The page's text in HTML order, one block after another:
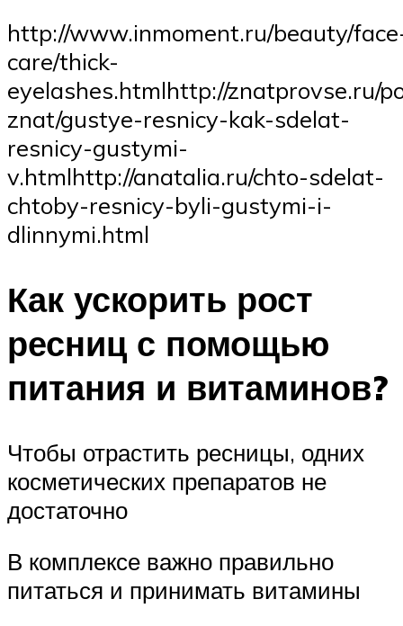
http://www.inmoment.ru/beauty/
care/thick-
eyelashes.htmlhttp://znatprovse.ru/
znat/gustye-resnicy-kak-sdelat-
resnicy-gustymi-
v.htmlhttp://anatalia.ru/chto-sdelat-
chtoby-resnicy-byli-gustymi-i-
dlinnymi.html
Как ускорить рост
ресниц с помощью
питания и витаминов?
Чтобы отрастить ресницы, одних
косметических препаратов не
достаточно
В комплексе важно правильно
питаться и принимать витамины